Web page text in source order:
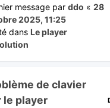
message par ddo « 28
2025, 11:25
dans Le player
de clavier
le player